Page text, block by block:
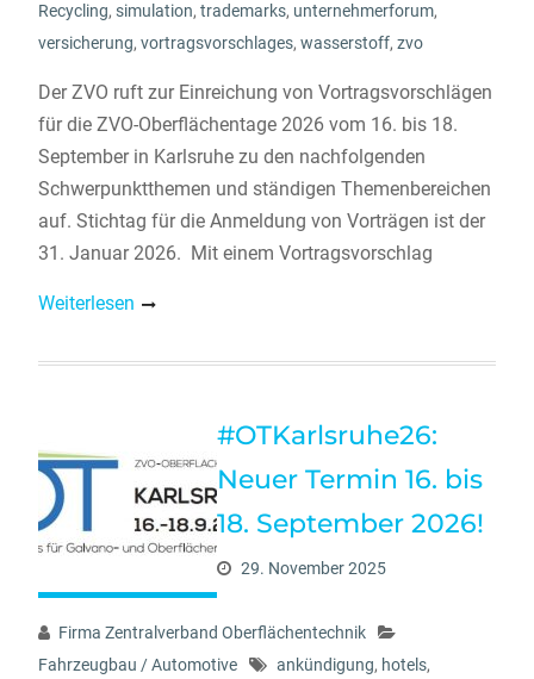
Recycling, simulation, trademarks, unternehmerforum,
versicherung, vortragsvorschlages, wasserstoff, zvo
Der ZVO ruft zur Einreichung von Vortragsvorschlägen
für die ZVO-Oberflächentage 2026 vom 16. bis 18.
September in Karlsruhe zu den nachfolgenden
Schwerpunktthemen und ständigen Themenbereichen
auf. Stichtag für die Anmeldung von Vorträgen ist der
31. Januar 2026. Mit einem Vortragsvorschlag
Weiterlesen
#OTKarlsruhe26:
Neuer Termin 16. bis
18. September 2026!
29. November 2025
Firma Zentralverband Oberflächentechnik
Fahrzeugbau / Automotive
ankündigung, hotels,